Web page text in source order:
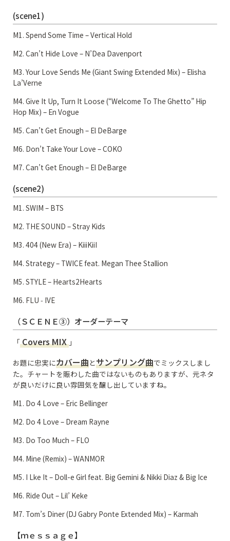
(scene1)
M1. Spend Some Time – Vertical Hold
M2. Can’t Hide Love – N’Dea Davenport
M3. Your Love Sends Me (Giant Swing Extended Mix) – Elisha
La’Verne
M4. Give It Up, Turn It Loose (“Welcome To The Ghetto” Hip
Hop Mix) – En Vogue
M5. Can’t Get Enough – El DeBarge
M6. Don’t Take Your Love – COKO
M7. Can’t Get Enough – El DeBarge
(scene2)
M1. SWIM – BTS
M2. THE SOUND – Stray Kids
M3. 404 (New Era) – KiiiKiiI
M4. Strategy – TWICE feat. Megan Thee Stallion
M5. STYLE – Hearts2Hearts
M6. FLU ‑ IVE
（ＳＣＥＮＥ③）オーダーテーマ
「Covers MIX 」
お題に忠実にカバー曲とサンプリング曲でミックスしまし
た。チャートを賑わした曲ではないものもありますが、元ネタ
が良いだけに良い雰囲気を醸し出していますね。
M1. Do 4 Love – Eric Bellinger
M2. Do 4 Love – Dream Rayne
M3. Do Too Much – FLO
M4. Mine (Remix) – WANMOR
M5. I Lke It – Doll-e Girl feat. Big Gemini & Nikki Diaz & Big Ice
M6. Ride Out – Lil’ Keke
M7. Tom’s Diner (DJ Gabry Ponte Extended Mix) – Karmah
【ｍｅｓｓａｇｅ】